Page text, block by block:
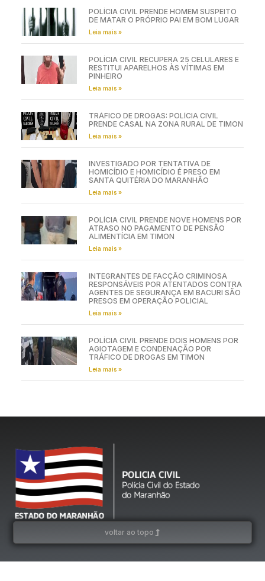
POLÍCIA CIVIL PRENDE HOMEM SUSPEITO
DE MATAR O PRÓPRIO PAI EM BOM LUGAR
Leia mais »
POLÍCIA CIVIL RECUPERA 25 CELULARES E
RESTITUI APARELHOS ÀS VÍTIMAS EM
PINHEIRO
Leia mais »
TRÁFICO DE DROGAS: POLÍCIA CIVIL
PRENDE CASAL NA ZONA RURAL DE TIMON
Leia mais »
INVESTIGADO POR TENTATIVA DE
HOMICÍDIO E HOMICÍDIO É PRESO EM
SANTA QUITÉRIA DO MARANHÃO
Leia mais »
POLÍCIA CIVIL PRENDE NOVE HOMENS POR
ATRASO NO PAGAMENTO DE PENSÃO
ALIMENTÍCIA EM TIMON
Leia mais »
INTEGRANTES DE FACÇÃO CRIMINOSA
RESPONSÁVEIS POR ATENTADOS CONTRA
AGENTES DE SEGURANÇA EM BACURI SÃO
PRESOS EM OPERAÇÃO POLICIAL
Leia mais »
POLÍCIA CIVIL PRENDE DOIS HOMENS POR
AGIOTAGEM E CONDENAÇÃO POR
TRÁFICO DE DROGAS EM TIMON
Leia mais »
voltar ao topo